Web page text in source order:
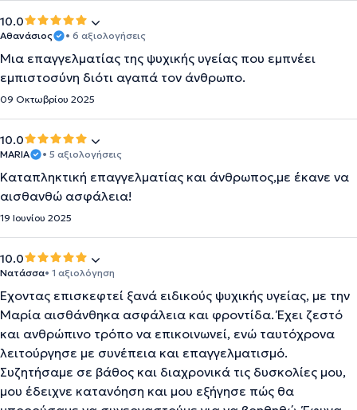
10.0
Αθανάσιος • 6 αξιολογήσεις
Μια επαγγελματίας της ψυχικής υγείας που εμπνέει
εμπιστοσύνη διότι αγαπά τον άνθρωπο.
09 Οκτωβρίου 2025
10.0
MARIA • 5 αξιολογήσεις
Καταπληκτική επαγγελματίας και άνθρωπος,με έκανε να
αισθανθώ ασφάλεια!
19 Ιουνίου 2025
10.0
Νατάσσα• 1 αξιολόγηση
Έχοντας επισκεφτεί ξανά ειδικούς ψυχικής υγείας, με την
Μαρία αισθάνθηκα ασφάλεια και φροντίδα. Έχει ζεστό
και ανθρώπινο τρόπο να επικοινωνεί, ενώ ταυτόχρονα
λειτούργησε με συνέπεια και επαγγελματισμό.
Συζητήσαμε σε βάθος και διαχρονικά τις δυσκολίες μου,
μου έδειχνε κατανόηση και μου εξήγησε πώς θα